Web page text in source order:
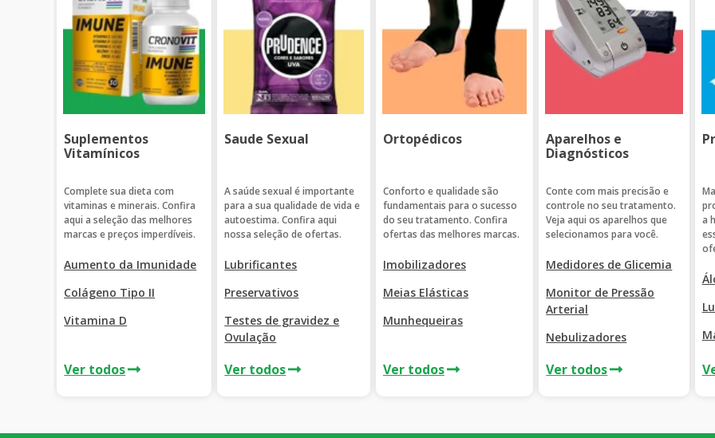
Suplementos
Vitamínicos
Complete sua dieta com
vitaminas e minerais. Confira
aqui a seleção das melhores
marcas e preços imperdíveis.
Aumento da Imunidade
Colágeno Tipo II
Vitamina D
Ver todos
Saude Sexual
A saúde sexual é importante
para a sua qualidade de vida e
autoestima. Confira aqui
nossa seleção de ofertas.
Lubrificantes
Preservativos
Testes de gravidez e
Ovulação
Ver todos
Ortopédicos
Conforto e qualidade são
fundamentais para o sucesso
do seu tratamento. Confira
ofertas das melhores marcas.
Imobilizadores
Meias Elásticas
Munhequeiras
Ver todos
Aparelhos e
Diagnósticos
Conte com mais precisão e
controle no seu tratamento.
Veja aqui os aparelhos que
selecionamos para você.
Medidores de Glicemia
Monitor de Pressão
Arterial
Nebulizadores
Ver todos
a